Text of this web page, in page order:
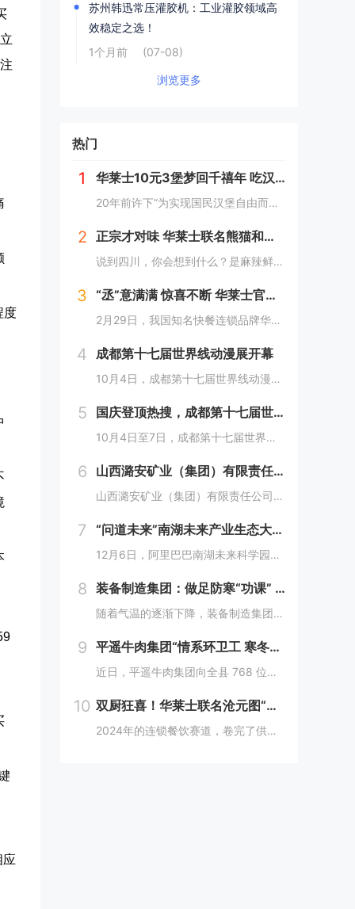
度
应
苏州韩迅常压灌胶机：工业灌胶领域高
效稳定之选！
1个月前
(07-08)
浏览更多
热门
1 华莱士10元3堡梦回千禧年 吃汉堡、献爱心，经典好滋味回馈社会
20年前许下“为实现国民汉堡自由而奋斗”心愿的中国华莱士可能没有想到，2024年华莱士汉堡价格居然“卷”出了首店开业的价格！9月1日，“2024华华汉堡节”正式开启，而此次汉堡节，华莱士也是下了“血本”来回馈「华门信徒」，10块钱就能吃到3...
2 正宗才对味 华莱士联名熊猫和和国庆重磅上新鱼香肉丝鸡腿堡
说到四川，你会想到什么？是麻辣鲜香的川菜？还是圆滚滚可爱的国宝“胖达”？华莱士寻味中国系列终于来到了川蜀之地，与央视动漫熊猫和和联名，9月20日重磅上新华莱士川蜀鱼香肉丝风味鸡腿堡，从舌尖出发，探寻川蜀美食的“灵魂”。中国华莱士一直秉承着传...
3 “丞”意满满 惊喜不断 华莱士官宣范丞丞为新代言人
2月29日，我国知名快餐连锁品牌华莱士正式官宣范丞丞成为中国华莱士的品牌代言人。配合官宣，华莱士携手范丞丞发布了全新的品牌TVC，还为范丞丞的粉丝们量身定制了“丞意满满”的惊喜，与范丞丞共同开启创意十足的“春日之旅”。“丞”至金开，共掀美食...
4 成都第十七届世界线动漫展开幕
10月4日，成都第十七届世界线动漫展在中国西部国际博览城开幕。本届展会以“逐浪追风，记秋航行”为主题，涵盖品牌展商互动、主题游戏体验、沉浸主题摄影、声优大赛、电竞比赛、嘉宾签售、主题巡游和IP周边销售等核心内容。展会服务继续升级！成都第十七...
5 国庆登顶热搜，成都第十七届世界线动漫展圆满举行!
10月4日至7日，成都第十七届世界线动漫展在中国西部国际博览城成功举行。世界线动漫展是成都本土市场孕育的动漫展会，凭借独特的游戏体验和品牌展商互动内容，在年轻二次元人群好评如潮，成为了西部地区受众人数最多、规模最大的动漫展会。成都第十七届世...
6 山西潞安矿业（集团）有限责任公司古城煤矿： 企业基层党组织如何围绕中心工作发挥宣传赋能作用
山西潞安矿业（集团）有限责任公司古城煤矿：企业基层党组织如何围绕中心工作发挥宣传赋能作用 习近平总书记指出，做好新形势下宣传思想工作，必须自觉承担起举旗帜、聚民心、育新人、兴文化、展形象的使命任务，这为国企做好宣传思想工作提供了根...
7 “问道未来”南湖未来产业生态大会，阿里巴巴南湖未来科学园正式宣布开园
12月6日，阿里巴巴南湖未来科学园正式宣布开园，并同期举办了“问道未来——南湖未来产业生态大会”。此次活动中，由阿里巴巴达摩院主导的湖畔实验室、中国科学院院士叶志镇团队、西湖大学裴端卿教授实验室等共计106家科技创新企业及实验室正式入驻并举...
8 装备制造集团：做足防寒“功课” 全力备战“冬考”
随着气温的逐渐下降，装备制造集团各单位坚持早安排、早准备、早落实，超前部署、多措并举做好防冻保暖工作，全力保障冬季生产安全稳定运行。“报告值班长，井口热风机组经过全面检修维护，昨天进行了试运转，一切正常。”寺河煤矿二号井机电运行工区班前会上...
9 平遥牛肉集团“情系环卫工 寒冬暖人心”
近日，平遥牛肉集团向全县 768 位环卫工人捐赠了价值15万余元的保暖衣和保温杯。这一善举主要源于对环卫工人辛勤付出的由衷敬意。他们每日穿梭在平遥的大街小巷，无畏寒暑，为城市的整洁默默奉献，这种精神深深触动了平遥牛肉集团...
10 双厨狂喜！华莱士联名沧元图“破圈儿”二次元
2024年的连锁餐饮赛道，卷完了供应链、卷完了规模，开始卷起了营销和文化，而作为我国连锁快餐的龙头企业，华莱士无疑是最会玩儿的“玩家”之一。日前，华莱士联名沧元图，用国潮、国漫文化，破圈儿二次元，掀起了“华门信徒”和二次元粉丝的“双厨狂喜”...